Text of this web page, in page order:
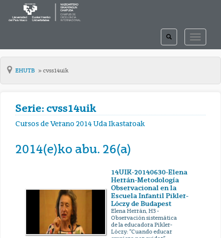
TOGGLE
TOGGLE
SEARCH
EHUTB cvss14uik
Serie: cvss14uik
Cursos de Verano 2014 Uda Ikastaroak
2014(e)ko abu. 26(a)
14UIK-20140630-Elena
Herrán-Metodología
Observacional en la
Escuela Infantil Pikler-
Lóczy de Budapest
Elena Herrán, H3 -
Observación sistemática
de la educadora Pikler-
Lóczy: “Cuando educar